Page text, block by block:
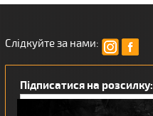
Слідкуйте за нами:
Підписатися на розсилку: